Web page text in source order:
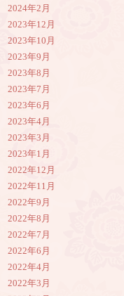
2024年2月
2023年12月
2023年10月
2023年9月
2023年8月
2023年7月
2023年6月
2023年4月
2023年3月
2023年1月
2022年12月
2022年11月
2022年9月
2022年8月
2022年7月
2022年6月
2022年4月
2022年3月